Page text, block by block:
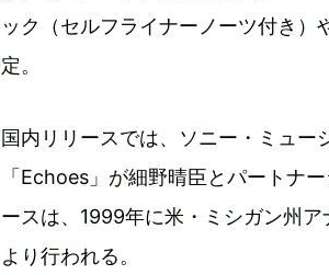
ック（セルフライナーノーツ付き
定。
国内リリースでは、ソニー・ミュー
「Echoes」が細野晴臣とパートナ
ースは、1999年に米・ミシガン州
より行われる。